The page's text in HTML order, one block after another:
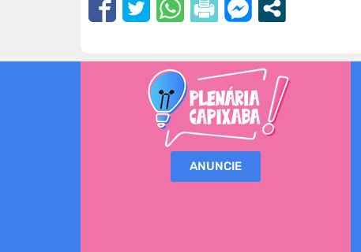
ANUNCIE